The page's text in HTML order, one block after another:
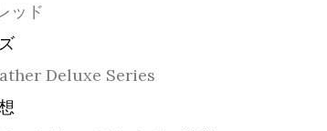
ッド
Deluxe Series